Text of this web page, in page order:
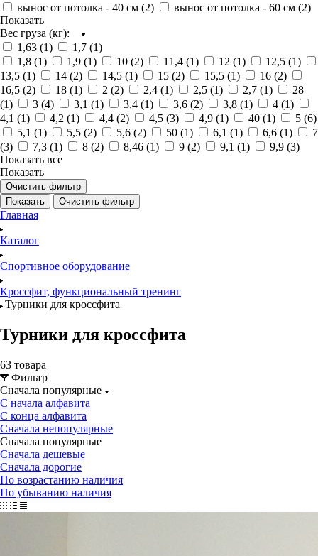
вынос от потолка - 40 см (2) вынос от потолка - 60 см (2)
Показать
Вес груза (кг):
1,63 (1) 1,7 (1)
1,8 (1) 1,9 (1) 10 (2) 11,4 (1) 12 (1) 12,5 (1)
13,5 (1) 14 (2) 14,5 (1) 15 (2) 15,5 (1) 16 (2)
16,5 (2) 18 (1) 2 (2) 2,4 (1) 2,5 (1) 2,7 (1)
28
(1) 3 (4) 3,1 (1) 3,4 (1) 3,6 (2) 3,8 (1) 4 (1)
4,1 (1) 4,2 (1) 4,4 (2) 4,5 (3) 4,9 (1) 40 (1) 5 (6)
5,1 (1) 5,5 (2) 5,6 (2) 50 (1) 6,1 (1) 6,6 (1)
7
(3) 7,3 (1) 8 (2) 8,46 (1) 9 (2) 9,1 (1) 9,9 (3)
Показать все
Показать
Очистить фильтр
Показать
Очистить фильтр
Главная
Каталог
Спортивное оборудование
Кроссфит, функциональный тренинг
Турники для кроссфита
Турники для кроссфита
63 товара
Фильтр
Сначала популярные
С начала алфавита
С конца алфавита
Сначала непопулярные
Сначала популярные
Сначала дешевые
Сначала дорогие
По возрастанию наличия
По убыванию наличия